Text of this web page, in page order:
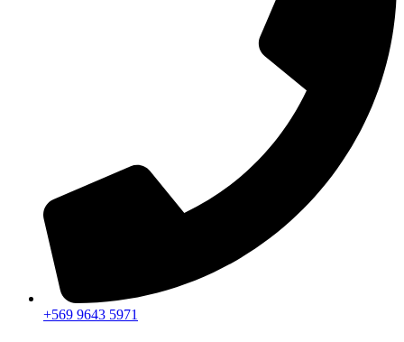
+569 9643 5971